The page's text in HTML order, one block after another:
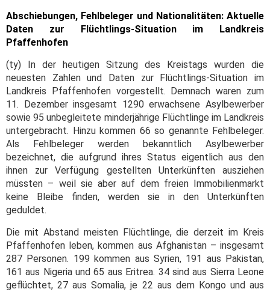
Abschiebungen, Fehlbeleger und Nationalitäten: Aktuelle
Daten zur Flüchtlings-Situation im Landkreis
Pfaffenhofen
(ty) In der heutigen Sitzung des Kreistags wurden die
neuesten Zahlen und Daten zur Flüchtlings-Situation im
Landkreis Pfaffenhofen vorgestellt. Demnach waren zum
11. Dezember insgesamt 1290 erwachsene Asylbewerber
sowie 95 unbegleitete minderjährige Flüchtlinge im Landkreis
untergebracht. Hinzu kommen 66 so genannte Fehlbeleger.
Als Fehlbeleger werden bekanntlich Asylbewerber
bezeichnet, die aufgrund ihres Status eigentlich aus den
ihnen zur Verfügung gestellten Unterkünften ausziehen
müssten – weil sie aber auf dem freien Immobilienmarkt
keine Bleibe finden, werden sie in den Unterkünften
geduldet.
Die mit Abstand meisten Flüchtlinge, die derzeit im Kreis
Pfaffenhofen leben, kommen aus Afghanistan – insgesamt
287 Personen. 199 kommen aus Syrien, 191 aus Pakistan,
161 aus Nigeria und 65 aus Eritrea. 34 sind aus Sierra Leone
geflüchtet, 27 aus Somalia, je 22 aus dem Kongo und aus